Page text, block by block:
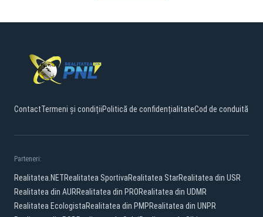
ContactTermeni și condițiiPolitică de confidențialitateCod de conduită
Parteneri:
Realitatea.NETRealitatea SportivaRealitatea StarRealitatea din USR
Realitatea din AURRealitatea din PRORealitatea din UDMR
Realitatea EcologistaRealitatea din PMPRealitatea din UNPR